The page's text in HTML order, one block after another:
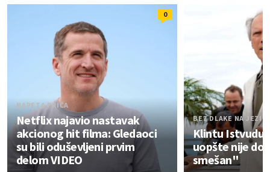
0
NAPETA PRIČA
Netflix najavio nastavak
akcionog hit filma: Gledaoci
su bili oduševljeni prvim
delom VIDEO
BEZ DLAKE NA
Klintu Istvudu
uopšte nije
smešan"